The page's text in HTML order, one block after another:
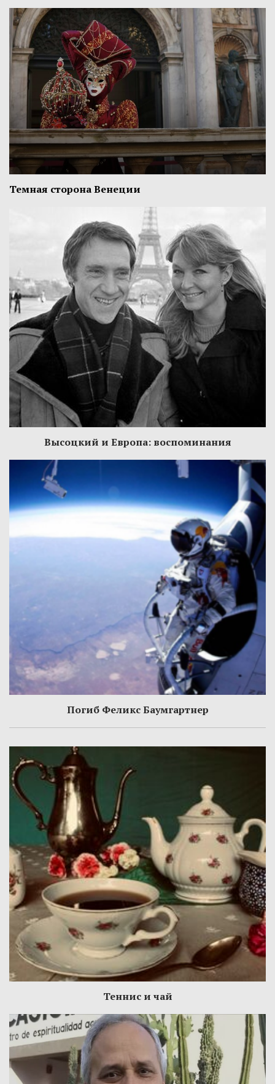
Темная сторона Венеции
Высоцкий и Европа: воспоминания
Погиб Феликс Баумгартнер
Теннис и чай